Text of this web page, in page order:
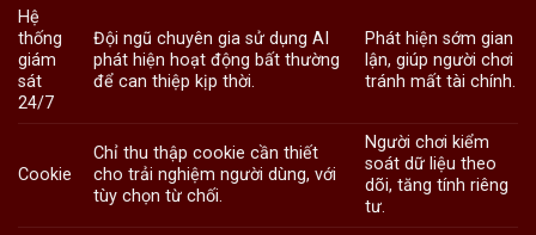
Hệ
thống
giám
sát
24/7
Đội ngũ chuyên gia sử dụng AI
phát hiện hoạt động bất thường
để can thiệp kịp thời.
Phát hiện sớm gian
lận, giúp người chơi
tránh mất tài chính.
Cookie
Chỉ thu thập cookie cần thiết
cho trải nghiệm người dùng, với
tùy chọn từ chối.
Người chơi kiểm
soát dữ liệu theo
dõi, tăng tính riêng
tư.